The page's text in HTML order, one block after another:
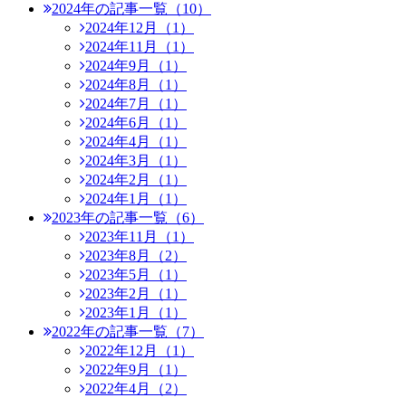
2024年の記事一覧（10）
2024年12月（1）
2024年11月（1）
2024年9月（1）
2024年8月（1）
2024年7月（1）
2024年6月（1）
2024年4月（1）
2024年3月（1）
2024年2月（1）
2024年1月（1）
2023年の記事一覧（6）
2023年11月（1）
2023年8月（2）
2023年5月（1）
2023年2月（1）
2023年1月（1）
2022年の記事一覧（7）
2022年12月（1）
2022年9月（1）
2022年4月（2）